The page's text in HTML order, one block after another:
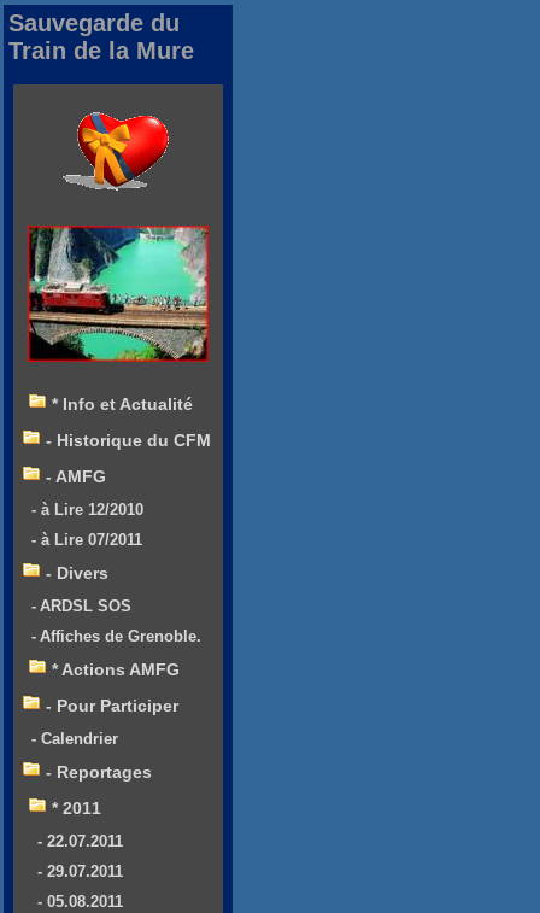
Sauvegarde du
Train de la Mure
* Info et Actualité
- Historique du CFM
- AMFG
- à Lire 12/2010
- à Lire 07/2011
- Divers
- ARDSL SOS
- Affiches de Grenoble.
* Actions AMFG
- Pour Participer
- Calendrier
- Reportages
* 2011
- 22.07.2011
- 29.07.2011
- 05.08.2011